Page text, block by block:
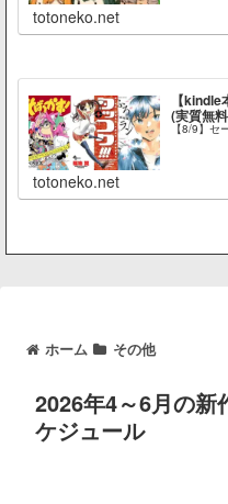
totoneko.net
【
(実質無
【8/9】セ
totoneko.net
ホーム その他
2026年4～6月の新
ケジュール